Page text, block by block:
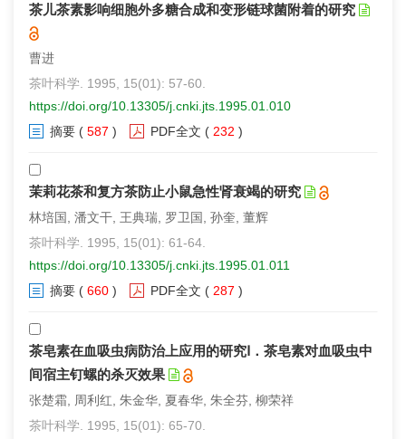
茶儿茶素影响细胞外多糖合成和变形链球菌附着的研究
曹进
茶叶科学. 1995, 15(01): 57-60.
https://doi.org/10.13305/j.cnki.jts.1995.01.010
摘要 ( 587 ) PDF全文 ( 232 )
茉莉花茶和复方茶防止小鼠急性肾衰竭的研究
林培国, 潘文干, 王典瑞, 罗卫国, 孙奎, 董辉
茶叶科学. 1995, 15(01): 61-64.
https://doi.org/10.13305/j.cnki.jts.1995.01.011
摘要 ( 660 ) PDF全文 ( 287 )
茶皂素在血吸虫病防治上应用的研究Ⅰ．茶皂素对血吸虫中
间宿主钉螺的杀灭效果
张楚霜, 周利红, 朱金华, 夏春华, 朱全芬, 柳荣祥
茶叶科学. 1995, 15(01): 65-70.